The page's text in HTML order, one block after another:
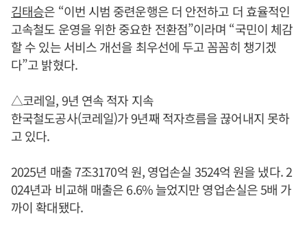
김태승은 “이번 시범 중련운행은 더 안전하고 더 효율적인
고속철도 운영을 위한 중요한 전환점”이라며 “국민이 체감
할 수 있는 서비스 개선을 최우선에 두고 꼼꼼히 챙기겠
다”고 밝혔다.
△코레일, 9년 연속 적자 지속
한국철도공사(코레일)가 9년째 적자흐름을 끊어내지 못하
고 있다.
2025년 매출 7조3170억 원, 영업손실 3524억 원을 냈다. 2
024년과 비교해 매출은 6.6% 늘었지만 영업손실은 5배 가
까이 확대됐다.